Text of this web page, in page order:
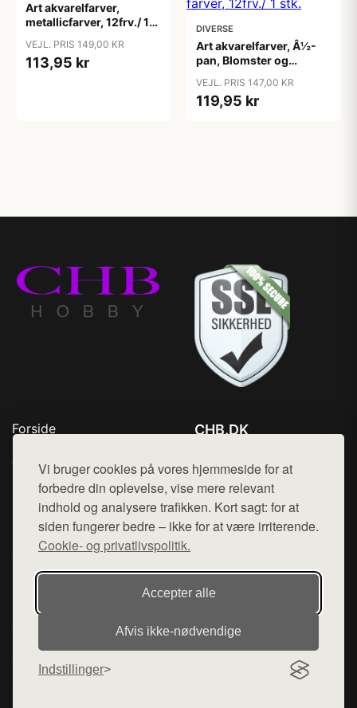
Vi bruger cookies på vores hjemmeside for at
forbedre din oplevelse, vise mere relevant
indhold og analysere trafikken. Kort sagt: for at
siden fungerer bedre – ikke for at være irriterende.
Cookie- og privatlivspolitik.
Accepter alle
Afvis ikke‑nødvendige
Indstillinger
Art akvarelfarver,
metallicfarver, 12frv./ 1
VEJL. PRIS 149,00 KR
113,95 kr
DIVERSE
Art akvarelfarver, Â½-
pan, Blomster og
10x15x20 mm, ass.
farver, 12frv./ 1 stk.
VEJL. PRIS 147,00 KR
119,95 kr
Forside
Top Rabatter
Kontakt
CHB.DK
Mail: hej@want.dk
Cookie- og privatlivspolitik
Denne side er en del af want.dk, der udgiver en række
hjemmesider med præsentation af forskellige produkter fra
diverse webshops. Der sælges ikke varer fra denne side - vi
henviser til de shops, som sælger varen. Vi har heller ikke
varerne på lager.